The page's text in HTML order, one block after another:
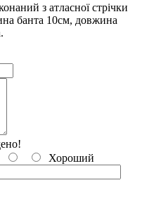
з атласної стрічки
банта 10см, довжина
Хороший